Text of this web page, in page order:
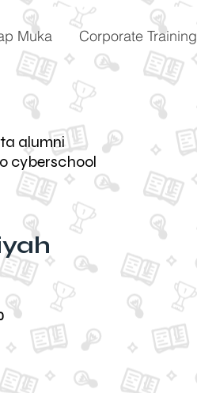
Muka Corporate Training
alumni
cyberschool